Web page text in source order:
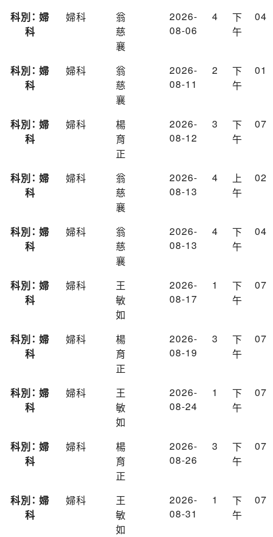
科別： 婦
科
婦科
翁
慈
襄
2026-
08-06
4
下
午
04
科別： 婦
科
婦科
翁
慈
襄
2026-
08-11
2
下
午
01
科別： 婦
科
婦科
楊
育
正
2026-
08-12
3
下
午
07
科別： 婦
科
婦科
翁
慈
襄
2026-
08-13
4
上
午
02
科別： 婦
科
婦科
翁
慈
襄
2026-
08-13
4
下
午
04
科別： 婦
科
婦科
王
敏
如
2026-
08-17
1
下
午
07
科別： 婦
科
婦科
楊
育
正
2026-
08-19
3
下
午
07
科別： 婦
科
婦科
王
敏
如
2026-
08-24
1
下
午
07
科別： 婦
科
婦科
楊
育
正
2026-
08-26
3
下
午
07
科別： 婦
科
婦科
王
敏
如
2026-
08-31
1
下
午
07